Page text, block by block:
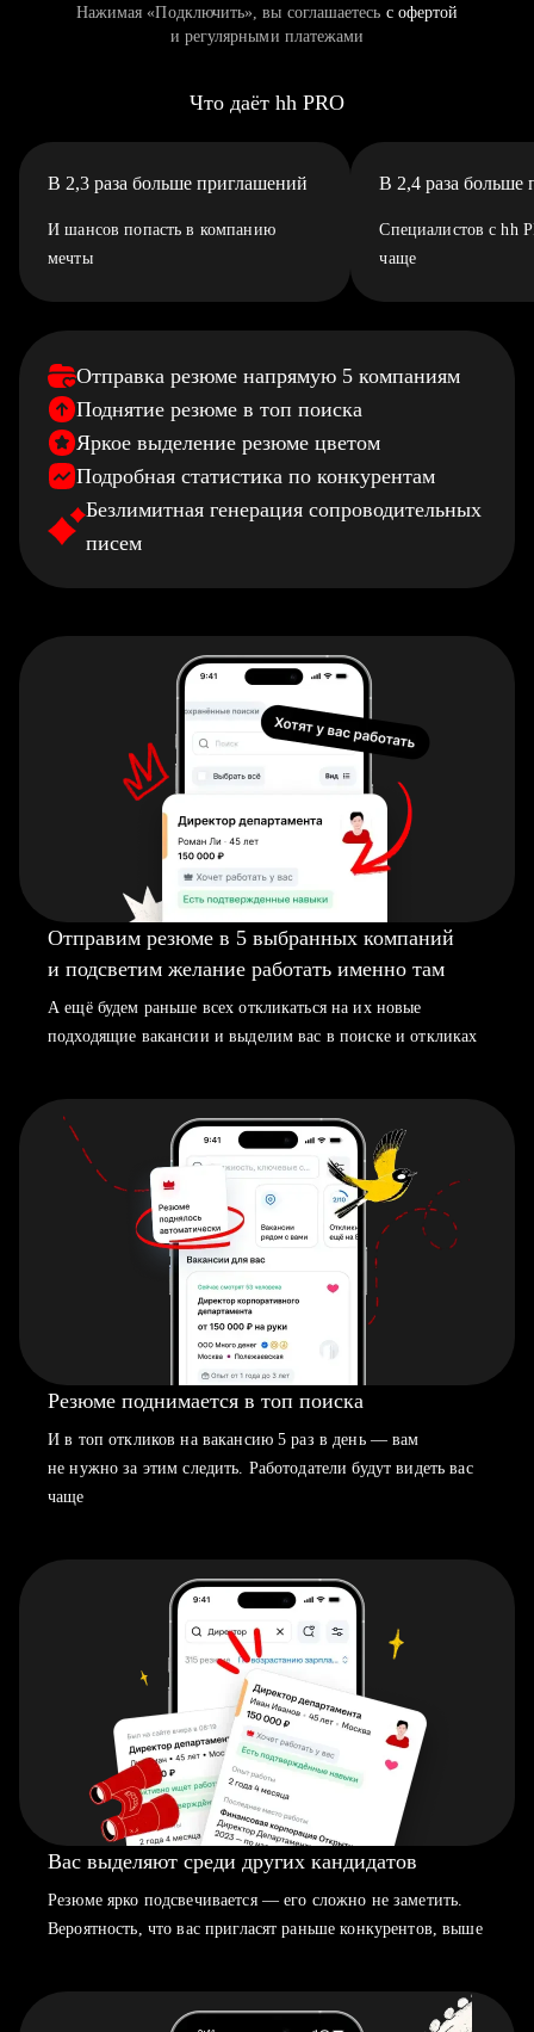
Нажимая «Подключить», вы соглашаетесь с офертой
и регулярными платежами
Что даёт hh PRO
В 2,3 раза больше приглашений
И шансов попасть в компанию
мечты
В 2,4 раза больше
Специалистов с hh
чаще
Отправка резюме напрямую 5 компаниям
Поднятие резюме в топ поиска
Яркое выделение резюме цветом
Подробная статистика по конкурентам
Безлимитная генерация сопроводительных
писем
Отправим резюме в 5 выбранных компаний
и подсветим желание работать именно там
А ещё будем раньше всех откликаться на их новые
подходящие вакансии и выделим вас в поиске и откликах
Резюме поднимается в топ поиска
И в топ откликов на вакансию 5 раз в день — вам
не нужно за этим следить. Работодатели будут видеть вас
чаще
Вас выделяют среди других кандидатов
Резюме ярко подсвечивается — его сложно не заметить.
Вероятность, что вас пригласят раньше конкурентов, выше